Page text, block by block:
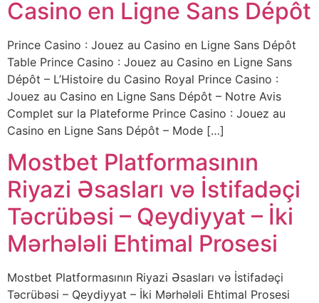
Casino en Ligne Sans Dépôt
Prince Casino : Jouez au Casino en Ligne Sans Dépôt
Table Prince Casino : Jouez au Casino en Ligne Sans
Dépôt – L’Histoire du Casino Royal Prince Casino :
Jouez au Casino en Ligne Sans Dépôt – Notre Avis
Complet sur la Plateforme Prince Casino : Jouez au
Casino en Ligne Sans Dépôt – Mode […]
Mostbet Platformasının
Riyazi Əsasları və İstifadəçi
Təcrübəsi – Qeydiyyat – İki
Mərhələli Ehtimal Prosesi
Mostbet Platformasının Riyazi Əsasları və İstifadəçi
Təcrübəsi – Qeydiyyat – İki Mərhələli Ehtimal Prosesi